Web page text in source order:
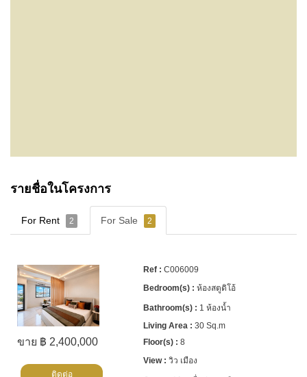
รายชื่อในโครงการ
For Rent 2 For Sale 2
ขาย ฿ 2,400,000
C006009
ห้องสตูดิโอ้
1 ห้องน้ำ
30 Sq.m
8
วิว เมือง
ติดต่อ